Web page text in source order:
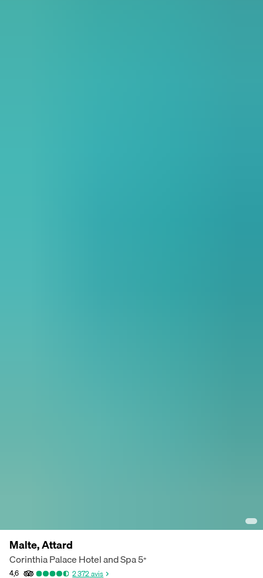
Malte, Attard
Corinthia Palace Hotel and Spa5*
4,6 2 372avis